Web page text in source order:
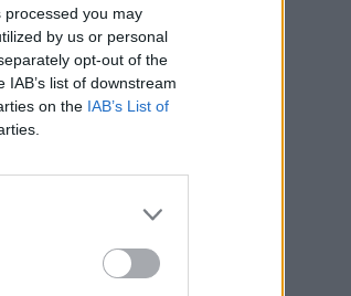
you may
by us or personal
opt-out of the
list of downstream
on the IAB’s List of